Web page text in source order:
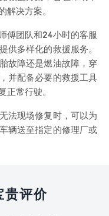
解决方案。
傅团队和24小时的客服
供多样化的救援服务。
故障还是燃油故障，穿
并配备必要的救援工具
正常行驶。
法现场修复时，可以为
辆送至指定的修理厂或
贵评价